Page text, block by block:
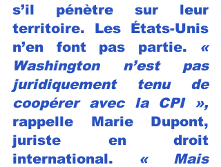
s’il pénètre sur leur
territoire. Les États-Unis
n’en font pas partie. «
Washington n’est pas
juridiquement tenu de
coopérer avec la CPI »,
rappelle Marie Dupont,
juriste en droit
international. « Mais